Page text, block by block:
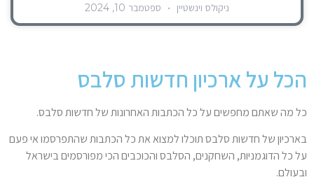
ניקולס וינשטיין ספטמבר 10, 2024
הכל על ארכיון חדשות סלבס
כל מה שאתם מחפשים על כל הכתבות האחרונות של חדשות סלבס.
בארכיון של חדשות סלבס תוכלו למצוא את כל הכתבות שהתפרסמו אי פעם
על כל הדוגמניות, השחקנים, הסלבס והכוכבים הכי מפורסמים בישראל
ובעולם.